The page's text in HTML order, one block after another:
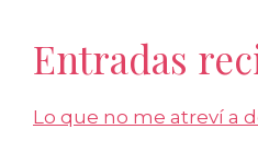
Entradas
Lo que no me atreví a